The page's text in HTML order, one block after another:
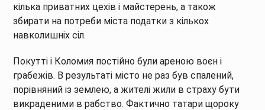
кілька приватних цехів і майстерень, а також
збирати на потреби міста податки з кількох
навколишніх сіл.
Покутті і Коломия постійно були ареною воєн і
грабежів. В результаті місто не раз був спалений,
порівняний із землею, а жителі жили в страху бути
викраденими в рабство. Фактично татари щороку